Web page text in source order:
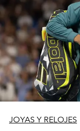
JOYAS Y RELOJES